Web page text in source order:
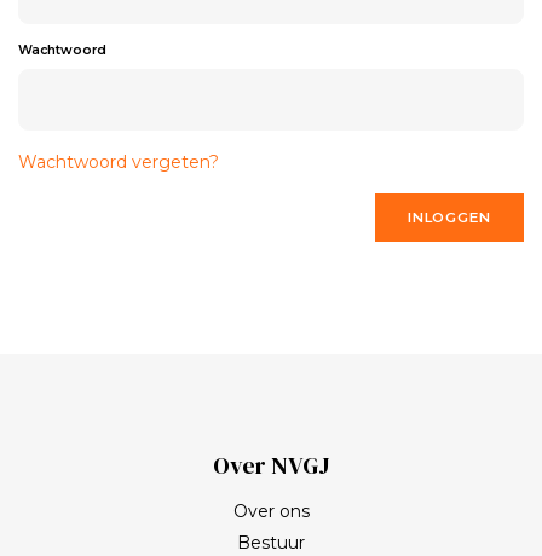
Wachtwoord
Wachtwoord vergeten?
INLOGGEN
Over NVGJ
Over ons
Bestuur